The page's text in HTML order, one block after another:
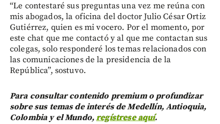
“Le contestaré sus preguntas una vez me reúna con
mis abogados, la oficina del doctor Julio César Ortiz
Gutiérrez, quien es mi vocero. Por el momento, por
este chat que me contactó y al que me contactan sus
colegas, solo responderé los temas relacionados con
las comunicaciones de la presidencia de la
República”, sostuvo.
Para consultar contenido premium o profundizar
sobre sus temas de interés de Medellín, Antioquia,
Colombia y el Mundo,regístrese aquí.